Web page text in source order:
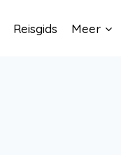
Reisgids Meer